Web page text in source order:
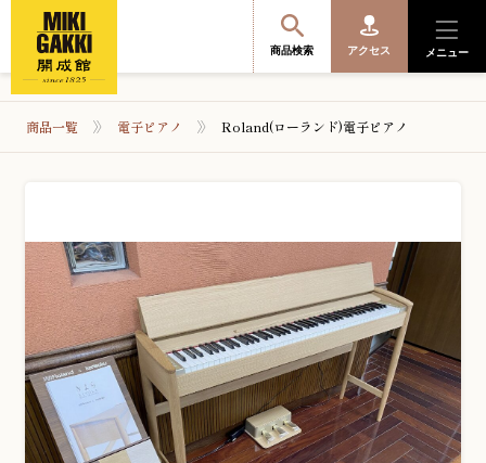
商品検索 アクセス メニュー
便利なサービス
開成館を知る
音楽教室・イベント情報
サポート・購入特典
商品一覧 電子ピアノ Roland(ローランド)電子ピアノ